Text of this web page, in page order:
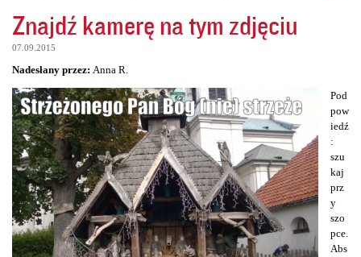
Znajdź kamerę na tym zdjęciu
07.09.2015
Nadesłany przez: Anna R.
Pod
pow
iedź
:
szu
kaj
prz
y
szo
pce.
Abs